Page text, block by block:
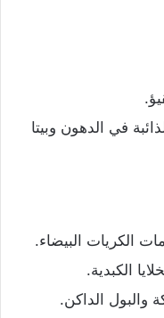
في الدهون وبيتا
الكريات البيضاء.
الكبدية.
والبول الداكن.